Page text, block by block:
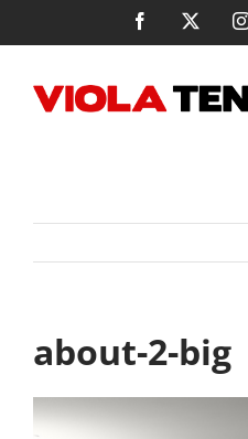
Inhalt
Facebook
about-2-big